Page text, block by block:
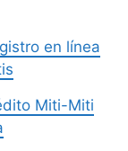
en línea
Miti-Miti